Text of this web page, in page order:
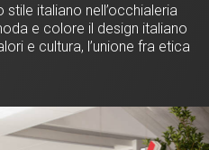
italiano nell’occhialeria
e colore il design italiano
e cultura, l’unione fra etica